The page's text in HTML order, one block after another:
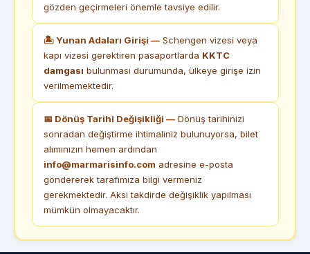
gözden geçirmeleri önemle tavsiye edilir.
🏝 Yunan Adaları Girişi —Schengen vizesi veya
kapı vizesi gerektiren pasaportlarda KKTC
damgası bulunması durumunda, ülkeye girişe izin
verilmemektedir.
📅 Dönüş Tarihi Değişikliği —Dönüş tarihinizi
sonradan değiştirme ihtimaliniz bulunuyorsa, bilet
alımınızın hemen ardından
info@marmarisinfo.com adresine e-posta
göndererek tarafımıza bilgi vermeniz
gerekmektedir. Aksi takdirde değişiklik yapılması
mümkün olmayacaktır.